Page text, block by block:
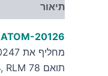
תיאור
ATOM-20126
מחליף את AMIG-0247
תואם FS35414, RLM 78